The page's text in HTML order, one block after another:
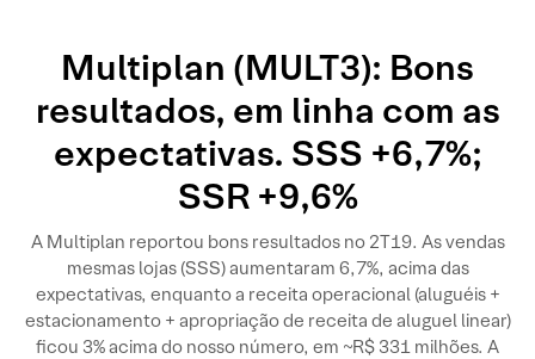
Multiplan (MULT3): Bons
resultados, em linha com as
expectativas. SSS +6,7%;
SSR +9,6%
A Multiplan reportou bons resultados no 2T19. As vendas
mesmas lojas (SSS) aumentaram 6,7%, acima das
expectativas, enquanto a receita operacional (aluguéis +
estacionamento + apropriação de receita de aluguel linear)
ficou 3% acima do nosso número, em ~R$ 331 milhões. A